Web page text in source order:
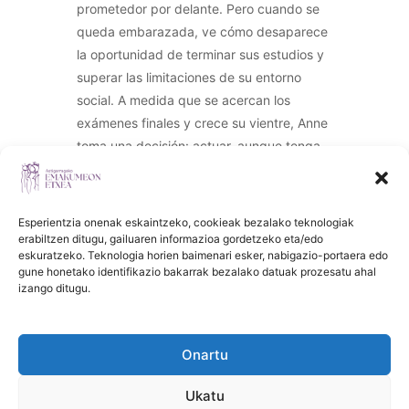
Esperientzia onenak eskaintzeko, cookieak bezalako teknologiak
erabiltzen ditugu, gailuaren informazioa gordetzeko eta/edo
eskuratzeko. Teknologia horien baimenari esker, nabigazio-portaera edo
gune honetako identifikazio bakarrak bezalako datuak prozesatu ahal
izango ditugu.
Onartu
Ukatu
prometedor por delante. Pero cuando se
queda embarazada, ve cómo desaparece
la oportunidad de terminar sus estudios y
superar las limitaciones de su entorno
social. A medida que se acercan los
exámenes finales y crece su vientre, Anne
toma una decisión: actuar, aunque tenga
Tras la proyección de la película,
realizaremos un coloquio sobre los temas